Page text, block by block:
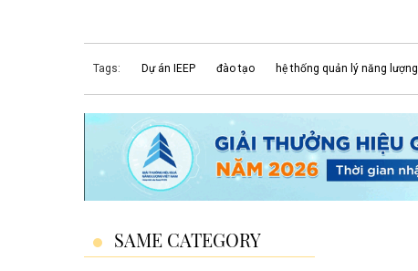
Tags: Dự án IEEP đào tạo hệ thống quản lý năng lượng
SAME CATEGORY